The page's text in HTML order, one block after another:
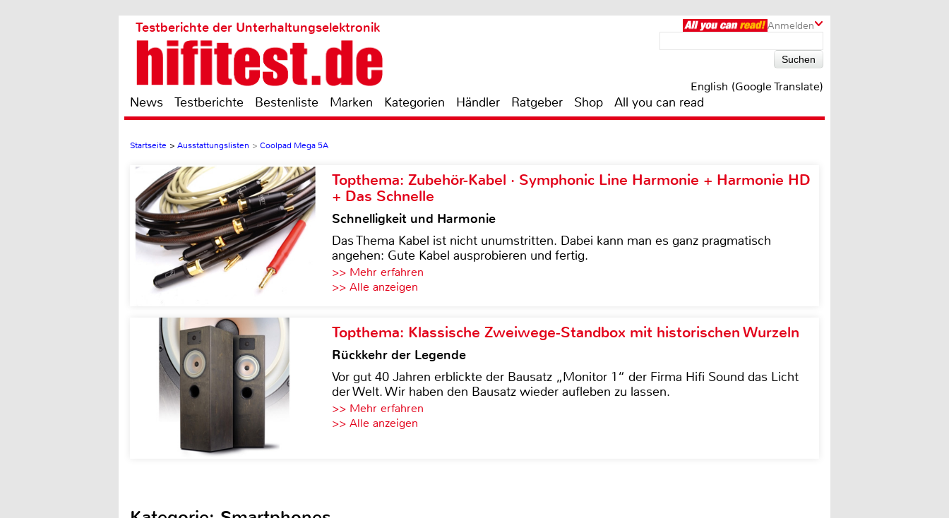
Anmelden
Testberichte der Unterhaltungselektronik
English (Google Translate)
News Testberichte Bestenliste Marken Kategorien Händler Ratgeber Shop All you can read
Startseite > Ausstattungslisten > Coolpad Mega 5A
Topthema: Zubehör-Kabel · Symphonic Line Harmonie + Harmonie HD
+ Das Schnelle
Schnelligkeit und Harmonie
Das Thema Kabel ist nicht unumstritten. Dabei kann man es ganz pragmatisch
angehen: Gute Kabel ausprobieren und fertig.
>> Mehr erfahren
>> Alle anzeigen
Topthema: Klassische Zweiwege-Standbox mit historischen Wurzeln
Rückkehr der Legende
Vor gut 40 Jahren erblickte der Bausatz „Monitor 1“ der Firma Hifi Sound das Licht
der Welt. Wir haben den Bausatz wieder aufleben zu lassen.
>> Mehr erfahren
>> Alle anzeigen